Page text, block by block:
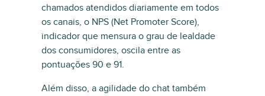
chamados atendidos diariamente em todos
os canais, o NPS (Net Promoter Score),
indicador que mensura o grau de lealdade
dos consumidores, oscila entre as
pontuações 90 e 91.
Além disso, a agilidade do chat também